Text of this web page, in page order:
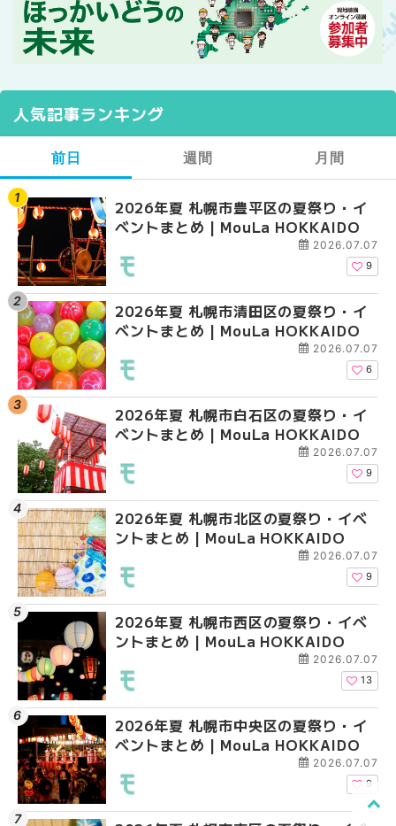
人気記事ランキング
前日
2026年夏 札幌市豊平区の夏祭り・イ
ベントまとめ | MouLa HOKKAIDO
2026.07.07
9
2026年夏 札幌市清田区の夏祭り・イ
ベントまとめ | MouLa HOKKAIDO
2026.07.07
6
2026年夏 札幌市白石区の夏祭り・イ
ベントまとめ | MouLa HOKKAIDO
2026.07.07
9
2026年夏 札幌市北区の夏祭り・イベ
ントまとめ | MouLa HOKKAIDO
2026.07.07
9
2026年夏 札幌市西区の夏祭り・イベ
ントまとめ | MouLa HOKKAIDO
2026.07.07
13
2026年夏 札幌市中央区の夏祭り・イ
ベントまとめ | MouLa HOKKAIDO
2026.07.07
9
週間
【2026年最新】札幌
ガーデン｜オープン日
大通公園から穴場テ
2026年夏 札幌市白石
ベントまとめ |
2026年夏 札幌市西区
ントまとめ | MouLa
2026年夏 札幌市豊平
ベントまとめ |
2026年夏 札幌市北区
ントまとめ | MouLa
2026年夏 札幌市清田
ベントまとめ |
月間
【2026年最新】札幌
ガーデン｜オープン日
大通公園から穴場テ
2026年夏 札幌市北区
ントまとめ | MouLa
2026年夏 札幌市白石
ベントまとめ |
2026年夏 札幌市西区
ントまとめ | MouLa
2026年夏 札幌市清田
ベントまとめ |
2026年夏 札幌市手稲
ベントまとめ |